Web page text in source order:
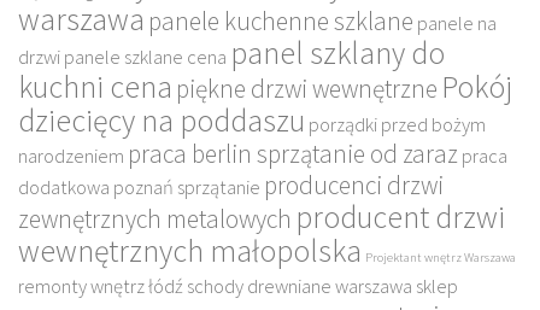
warszawa panele kuchenne szklane panele na
drzwipanele szklane cena panel szklany do
kuchni cena piękne drzwi wewnętrzne Pokój
dziecięcy na poddaszu porządki przed bożym
narodzeniem praca berlin sprzątanie od zarazpraca
dodatkowa poznań sprzątanie producenci drzwi
zewnętrznych metalowych producent drzwi
wewnętrznych małopolska Projektant wnętrz Warszawa
remonty wnętrz łódź schody drewniane warszawa sklep